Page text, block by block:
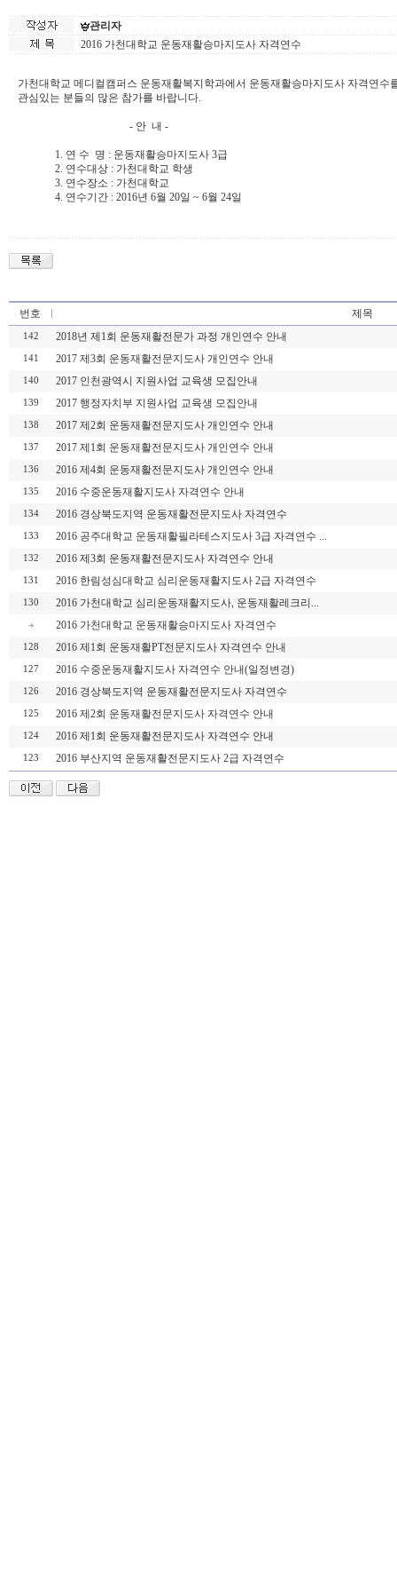
관리자
2016 가천대학교 운동재활승마지도사 자격연수
가천대학교 메디컬캠퍼스 운동재활복지학과에서 운동재활승마지도사 자격연수
관심있는 분들의 많은 참가를 바랍니다.
- 안 내 -
1. 연 수 명 : 운동재활승마지도사 3급
2. 연수대상 : 가천대학교 학생
3. 연수장소 : 가천대학교
4. 연수기간 : 2016년 6월 20일 ~ 6월 24일
번호 제목
142 2018년 제1회 운동재활전문가 과정 개인연수 안내
141 2017 제3회 운동재활전문지도사 개인연수 안내
140 2017 인천광역시 지원사업 교육생 모집안내
139 2017 행정자치부 지원사업 교육생 모집안내
138 2017 제2회 운동재활전문지도사 개인연수 안내
137 2017 제1회 운동재활전문지도사 개인연수 안내
136 2016 제4회 운동재활전문지도사 개인연수 안내
135 2016 수중운동재활지도사 자격연수 안내
134 2016 경상북도지역 운동재활전문지도사 자격연수
133 2016 공주대학교 운동재활필라테스지도사 3급 자격연수 ...
132 2016 제3회 운동재활전문지도사 자격연수 안내
131 2016 한림성심대학교 심리운동재활지도사 2급 자격연수
130
2016 가천대학교 심리운동재활지도사, 운동재활레크리...
2016 가천대학교 운동재활승마지도사 자격연수
128 2016 제1회 운동재활PT전문지도사 자격연수 안내
127 2016 수중운동재활지도사 자격연수 안내(일정변경)
126 2016 경상북도지역 운동재활전문지도사 자격연수
125 2016 제2회 운동재활전문지도사 자격연수 안내
124 2016 제1회 운동재활전문지도사 자격연수 안내
123 2016 부산지역 운동재활전문지도사 2급 자격연수